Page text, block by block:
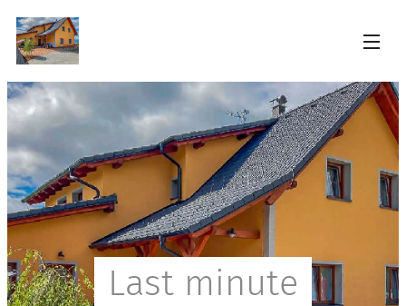
Last minute